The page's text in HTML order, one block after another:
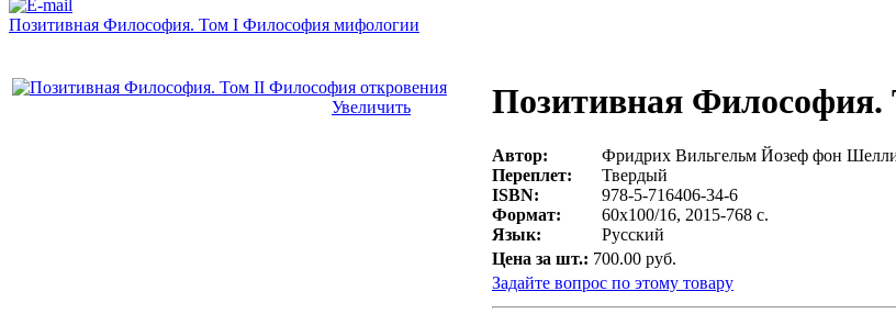
Позитивная Философия. Том I Философия мифологии
Увеличить Позитивная
Автор:
Фридрих Вильгельм Йозеф фон
Переплет:
Твердый
ISBN:
978-5-716406-34-6
Формат:
60х100/16, 2015-768 с.
Язык:
Русский
Цена за шт.: 700.00 руб.
Задайте вопрос по этому товару